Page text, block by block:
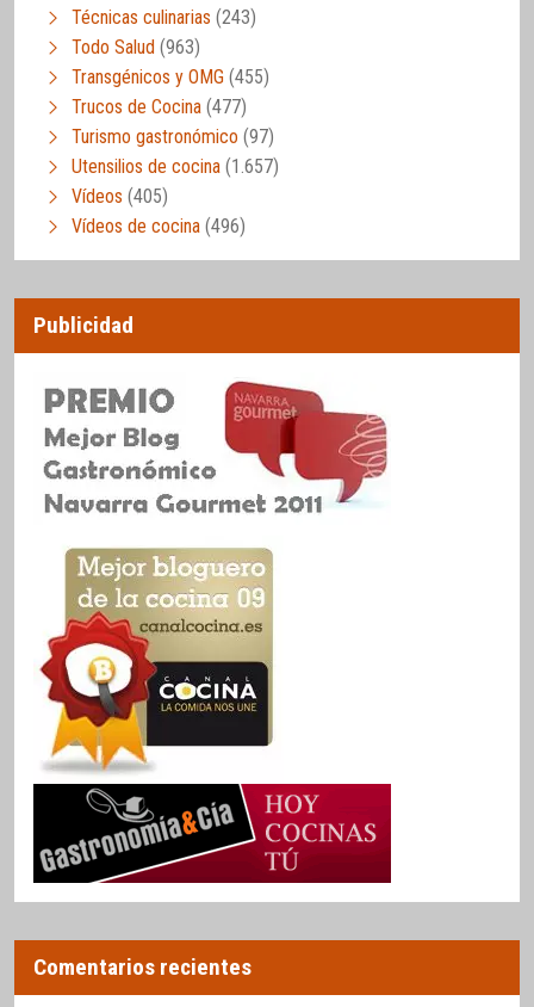
Técnicas culinarias (243)
Todo Salud (963)
Transgénicos y OMG (455)
Trucos de Cocina (477)
Turismo gastronómico (97)
Utensilios de cocina (1.657)
Vídeos (405)
Vídeos de cocina (496)
Publicidad
Comentarios recientes